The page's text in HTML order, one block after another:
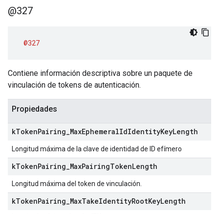
@327
@327
Contiene información descriptiva sobre un paquete de
vinculación de tokens de autenticación.
Propiedades
kTokenPairing MaxEphemeralIdIdentityKeyLength
Longitud máxima de la clave de identidad de ID efímero
kTokenPairing MaxPairingTokenLength
Longitud máxima del token de vinculación.
kTokenPairing MaxTakeIdentityRootKeyLength